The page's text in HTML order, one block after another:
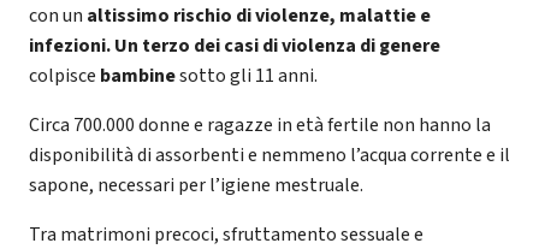
con un altissimo rischio di violenze, malattie e
infezioni.Un terzo dei casi di violenza di genere
colpisce bambinesotto gli 11 anni.
Circa 700.000 donne e ragazze in età fertile non hanno la
disponibilità di assorbenti e nemmeno l’acqua corrente e il
sapone, necessari per l’igiene mestruale.
Tra matrimoni precoci, sfruttamento sessuale e